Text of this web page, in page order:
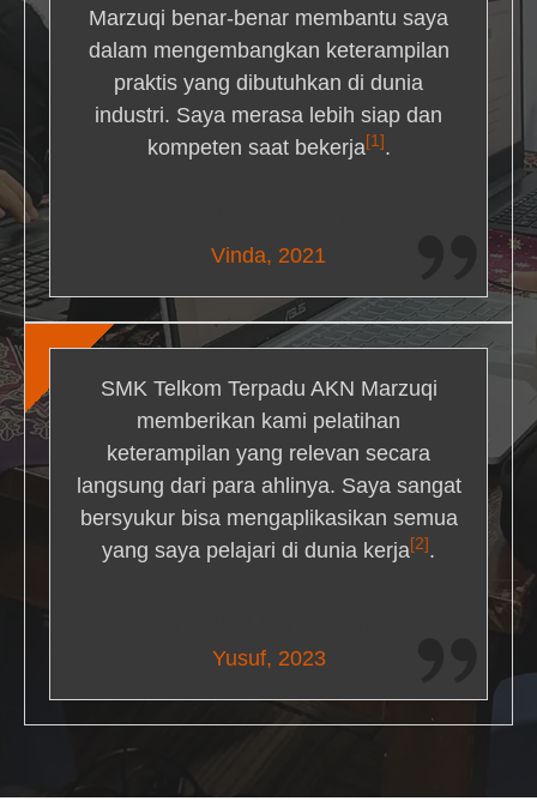
Marzuqi benar-benar membantu saya
dalam mengembangkan keterampilan
praktis yang dibutuhkan di dunia
industri. Saya merasa lebih siap dan
kompeten saat bekerja[1] .
Vinda, 2021
SMK Telkom Terpadu AKN Marzuqi
memberikan kami pelatihan
keterampilan yang relevan secara
langsung dari para ahlinya. Saya sangat
bersyukur bisa mengaplikasikan semua
yang saya pelajari di dunia kerja[2] .
Yusuf, 2023